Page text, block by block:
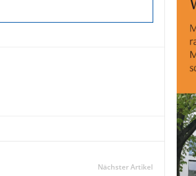
Nächster Artikel